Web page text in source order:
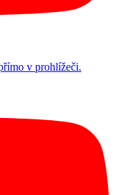
v prohlížeči.